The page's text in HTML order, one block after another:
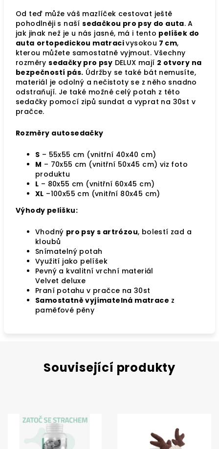
Od teď může váš mazlíček cestovat ještě
pohodlněji s našísedačkou pro psy do auta. A
jak jinak než je u nás jasné, má i tento pelíšek do
auta ortopedickou matracivysokou 7 cm,
kterou můžete samostatně vyjmout. Všechny
rozměrysedačky pro psy DELUX mají 2 otvory na
bezpečností pás. Údržby se také bát nemusíte,
materiál je odolný a nečistoty se z něho snadno
odstraňují. Je také možné celý potah z této
sedačky pomocí zipů sundat a vyprat na 30st v
pračce.
Rozměry autosedačky
S – 55x55 cm (vnitřní 40x40 cm)
M – 70x55 cm (vnitřní 50x45 cm) viz foto
produktu
L – 80x55 cm (vnitřní 60x45 cm)
XL –100x55 cm (vnitřní 80x45 cm)
Výhody pelíšku:
Vhodný pro psy s artrózou, bolestí zad a
kloubů
Snímatelný potah
Využití jako pelíšek
Pevný a kvalitní vrchní materiál
Velvet deluxe
Praní potahu v pračce na 30st
Samostatně vyjímatelná matrace z
paměťové pěny
Související produkty